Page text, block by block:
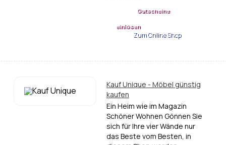
Gutscheine
einlösen
Zum Online Shop
Kauf Unique - Möbel günstig
kaufen
Ein Heim wie im Magazin
Schöner Wohnen Gönnen Sie
sich für Ihre vier Wände nur
das Beste vom Besten, in